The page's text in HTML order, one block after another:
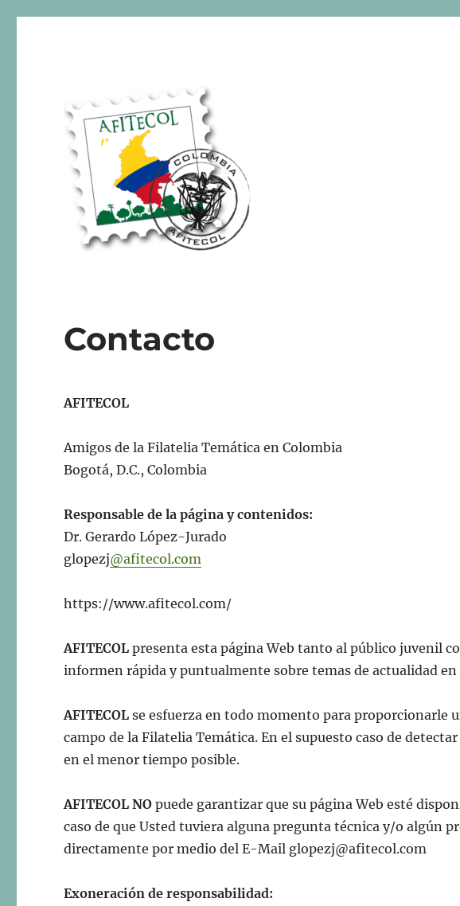
Contacto
AFITECOL
Amigos de la Filatelia Temática en Colombia
Bogotá, D.C., Colombia
Responsable de la página y contenidos:
Dr. Gerardo López-Jurado
glopezj@afitecol.com
https://www.afitecol.com/
AFITECOL presenta esta página Web tanto al público juvenil
informen rápida y puntualmente sobre temas de actualidad
AFITECOLse esfuerza en todo momento para proporcionarle
campo de la Filatelia Temática. En el supuesto caso de
en el menor tiempo posible.
AFITECOL NO puede garantizar que su página Web esté
caso de que Usted tuviera alguna pregunta técnica y/o algún
directamente por medio del E-Mail glopezj@afitecol.com
Exoneración de responsabilidad: